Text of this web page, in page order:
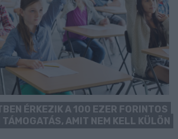
ÉRKEZIK A 100 EZER FORINTOS
AMIT NEM KELL KÜLÖN